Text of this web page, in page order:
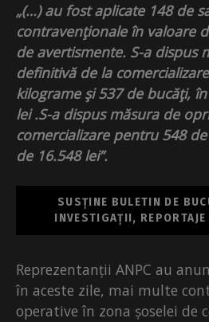
„(…) au fost aplicate 148 de
contravenţionale în valoare
de avertismente. S-a dispus
definitivă de la
kilograme şi 537 de bucăţi,
lei .S-a dispus măsura de
comercializare pentru 548
de 16.548 lei”.
SUSȚINE BULETIN DE
INVESTIGAȚII,
Reprezentanții ANPC au
în aceste zile, mai multe
operative în zona șoselei de